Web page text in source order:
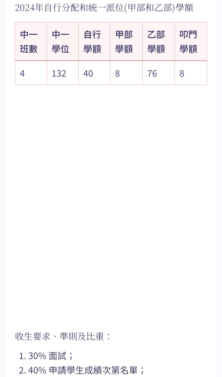
2024年自行分配和統一派位(甲部和乙部)學額
中一
班數
中一
學位
自行
學額
甲部
學額
乙部
學額
叩門
學額
4
132 40 8 76 8
收生要求、準則及比重：
30% 面試；
40% 申請學生成績次第名單；